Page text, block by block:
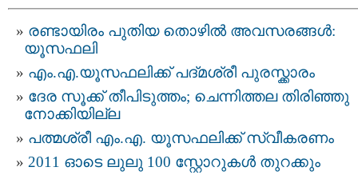
രണ്ടായിരം പുതിയ തൊഴില്‍ അവസരങ്ങള്‍:
യൂസഫലി
എം.എ.യൂസഫലിക്ക് പദ്മശ്രീ പുരസ്ക്കാരം
ദേര സൂക്ക് തീപിടുത്തം; ചെന്നിത്തല തിരിഞ്ഞു
നോക്കിയില്ല
പത്മശ്രീ എം.എ. യൂസഫലിക്ക് സ്വീകരണം
2011 ഓടെ ലുലു 100 സ്റ്റോറുകള്‍ തുറക്കും